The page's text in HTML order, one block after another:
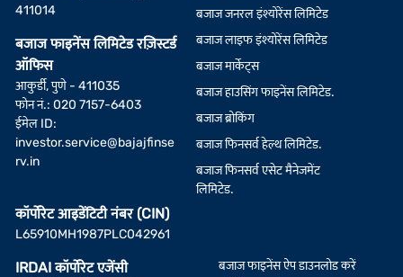
411014
बजाज फाइनेंस लिमिटेड रज़िस्टर्ड
ऑफिस
आकुर्डी, पुणे - 411035
फोन नं.: 020 7157-6403
ईमेल ID:
investor.service@bajajfinse
rv.in
कॉर्पोरेट आइडेंटिटी नंबर (CIN)
L65910MH1987PLC042961
IRDAI कॉर्पोरेट एजेंसी
बजाज जनरल इंश्योरेंस लिमिटेड
बजाज लाइफ इंश्योरेंस लिमिटेड
बजाज मार्केट्स
बजाज हाउसिंग फाइनेंस लिमिटेड.
बजाज ब्रोकिंग
बजाज फिनसर्व हेल्थ लिमिटेड.
बजाज फिनसर्व एसेट मैनेजमेंट
लिमिटेड.
बजाज फाइनेंस ऐप डाउनलोड करें